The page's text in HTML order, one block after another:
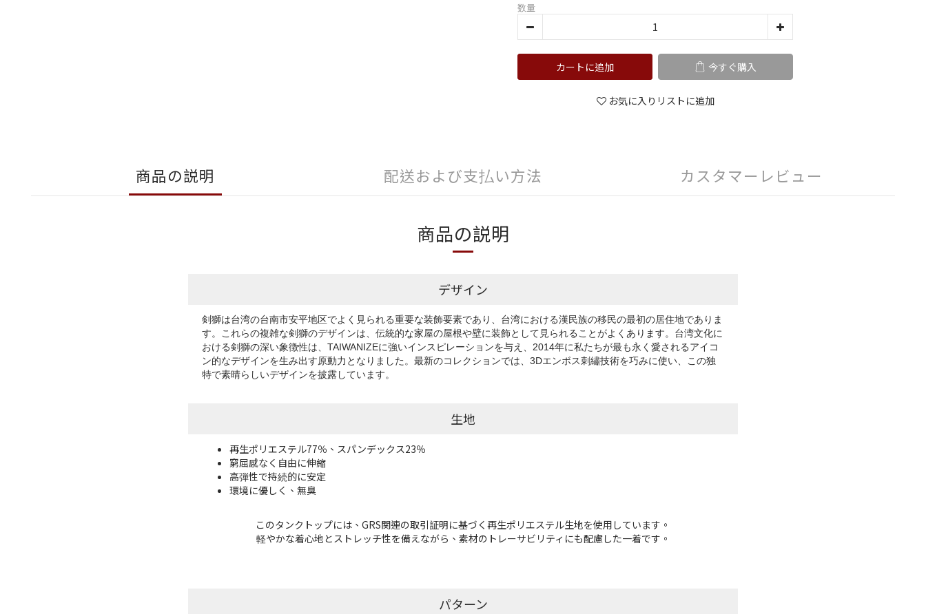
数量
カートに追加 今すぐ購入
お気に入りリストに追加
商品の説明 配送および支払い方法 カスタマーレビュー
商品の説明
デザイン
剣獅は台湾の台南市安平地区でよく見られる重要な装飾要素であり、台湾における漢民族の移民の最初の居住地でありま
す。これらの複雑な剣獅のデザインは、伝統的な家屋の屋根や壁に装飾として見られることがよくあります。台湾文化に
おける剣獅の深い象徴性は、TAIWANIZEに強いインスピレーションを与え、2014年に私たちが最も永く愛されるアイコ
ン的なデザインを生み出す原動力となりました。最新のコレクションでは、3Dエンボス刺繡技術を巧みに使い、この独
特で素晴らしいデザインを披露しています。
生地
再生ポリエステル77％、スパンデックス23％
窮屈感なく自由に伸縮
高弾性で持続的に安定
環境に優しく、無臭
このタンクトップには、GRS関連の取引証明に基づく再生ポリエステル生地を使用しています。
軽やかな着心地とストレッチ性を備えながら、素材のトレーサビリティにも配慮した一着です。
パターン